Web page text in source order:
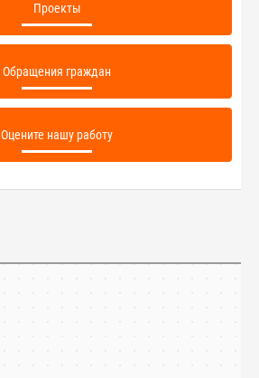
Проекты
Обращения граждан
Оцените нашу работу